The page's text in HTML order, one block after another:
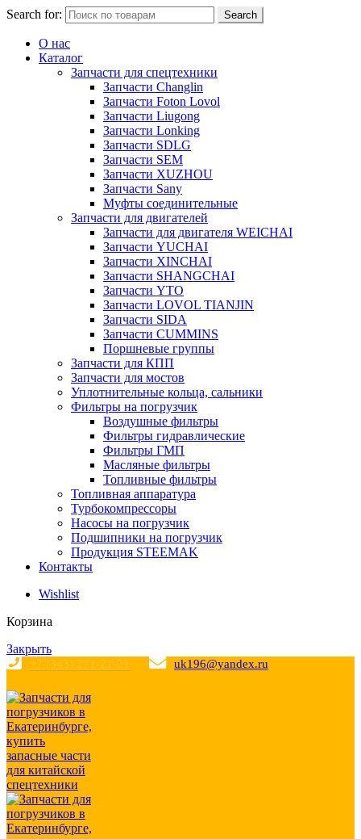
Search for: Search
О нас
Каталог
Запчасти для спецтехники
Запчасти Changlin
Запчасти Foton Lovol
Запчасти Liugong
Запчасти Lonking
Запчасти SDLG
Запчасти SEM
Запчасти XUZHOU
Запчасти Sany
Муфты соединительные
Запчасти для двигателей
Запчасти для двигателя WEICHAI
Запчасти YUCHAI
Запчасти XINCHAI
Запчасти SHANGCHAI
Запчасти YTO
Запчасти LOVOL TIANJIN
Запчасти SIDA
Запчасти CUMMINS
Поршневые группы
Запчасти для КПП
Запчасти для мостов
Уплотнительные кольца, сальники
Фильтры на погрузчик
Воздушные фильтры
Фильтры гидравлические
Фильтры ГМП
Масляные фильтры
Топливные фильтры
Топливная аппаратура
Турбокомпрессоры
Насосы на погрузчик
Подшипники на погрузчик
Продукция STEEMAK
Контакты
Wishlist
Корзина
Закрыть
+7 (343) 271-21-21 uk196@yandex.ru